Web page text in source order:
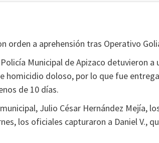
orden a aprehensión tras Operativo
Municipal de Apizaco detuvieron
homicidio doloso, por lo que fue
de 10 días.
Julio César Hernández Mejía,
los oficiales capturaron a Daniel V.,